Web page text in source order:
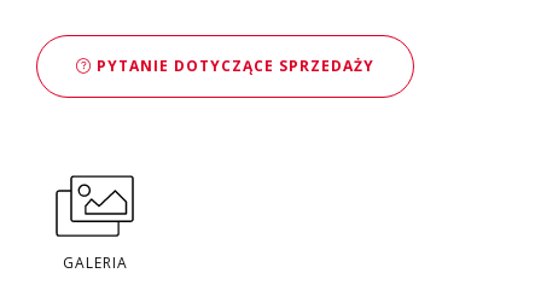
PYTANIE DOTYCZĄCE SPRZEDAŻY
GALERIA